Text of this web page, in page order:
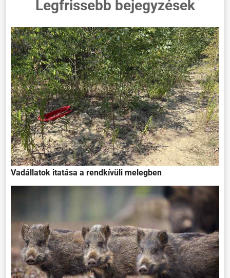
Legfrissebb bejegyzések
Vadállatok itatása a rendkívüli melegben